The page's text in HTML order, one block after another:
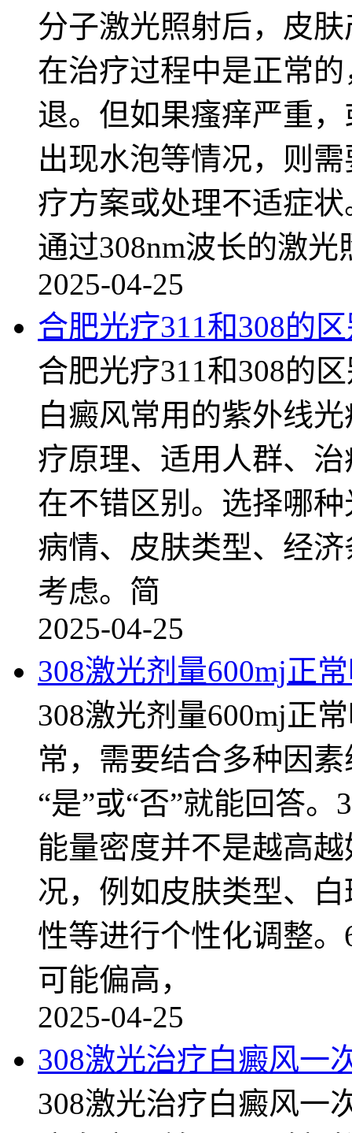
分子激光照射后，皮
在治疗过程中是正常
退。但如果瘙痒严重
出现水泡等情况，则
疗方案或处理不适症
通过308nm波长的激光
2025-04-25
合肥光疗311和308的
合肥光疗311和308的
白癜风常用的紫外线
疗原理、适用人群、
在不错区别。选择哪
病情、皮肤类型、经
考虑。简
2025-04-25
308激光剂量600mj正
308激光剂量600mj正
常，需要结合多种因
“是”或“否”就能回答
能量密度并不是越高
况，例如皮肤类型、
性等进行个性化调整
可能偏高，
2025-04-25
308激光治疗白癜风一
308激光治疗白癜风一